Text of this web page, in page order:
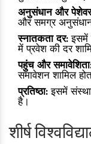
अनुसंधान और
और समग्र अनुसंधान
स्नातकता दर:इसमें
में प्रवेश की दर
पहुंच और
समावेशन शामिल
प्रतिष्ठा:इसमें
है।
शीर्ष